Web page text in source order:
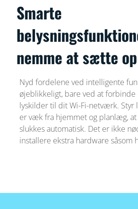
Smarte
nemme at sætte op
Nyd fordelene ved intelligente
øjeblikkeligt, bare ved at forbinde
lyskilder til dit Wi-Fi-netværk. Styr
er væk fra hjemmet og planlæg,
slukkes automatisk. Det er ikke
installere ekstra hardware såsom